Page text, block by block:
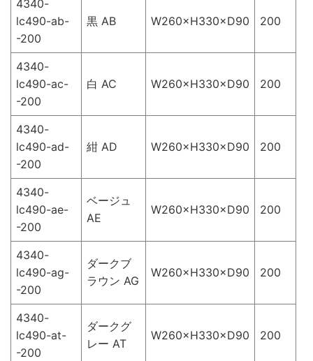
4340-
lc490-ab-
-200
黒 AB W260×H330×D90 200
4340-
lc490-ac-
-200
白 AC W260×H330×D90 200
4340-
lc490-ad-
-200
紺 AD W260×H330×D90 200
4340-
lc490-ae-
-200
ベージュ
AE
W260×H330×D90 200
4340-
lc490-ag-
-200
ダークブ
ラウン AG
W260×H330×D90 200
4340-
lc490-at-
-200
ダークグ
レー AT
W260×H330×D90 200